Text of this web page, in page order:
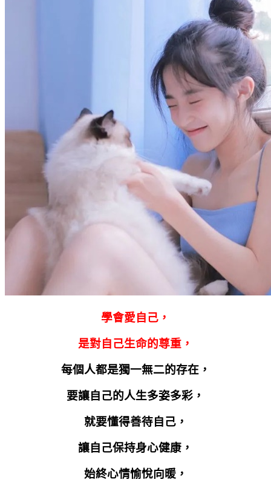
學會愛自己，
是對自己生命的尊重，
每個人都是獨一無二的存在，
要讓自己的人生多姿多彩，
就要懂得善待自己，
讓自己保持身心健康，
始終心情愉悅向暖，